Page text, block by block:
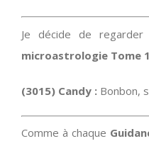
Je décide de
microastrologie Tome
(3015) Candy : Bonbon,
Comme à chaque